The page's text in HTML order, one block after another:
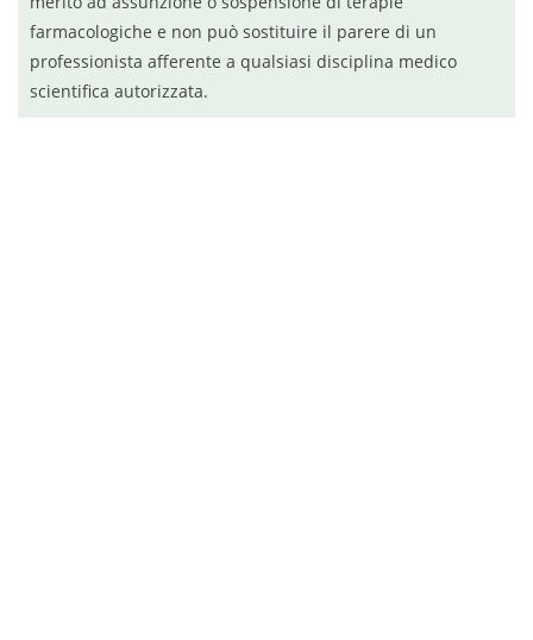
farmacologiche e non può sostituire il parere di un
professionista afferente a qualsiasi disciplina medico
scientifica autorizzata.